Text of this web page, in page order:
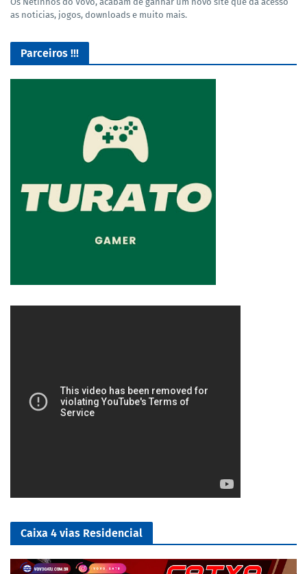
as noticias, jogos, downloads e muito mais.
Parceiros !!!
O Melhor lugar para adquirir seus mods para o Euro Truck
Caixa 4 vias Residencial